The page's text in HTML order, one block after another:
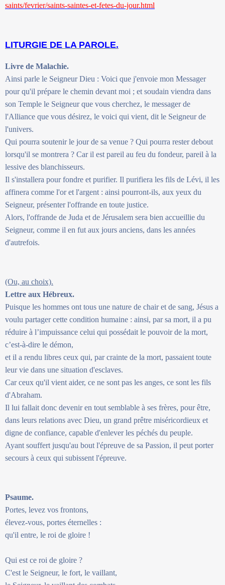
saints/fevrier/saints-saintes-et-fetes-du-jour.html
LITURGIE DE LA PAROLE.
Livre de Malachie.
Ainsi parle le Seigneur Dieu : Voici que j'envoie mon Messager
pour qu'il prépare le chemin devant moi ; et soudain viendra dans
son Temple le Seigneur que vous cherchez, le messager de
l'Alliance que vous désirez, le voici qui vient, dit le Seigneur de
l'univers.
Qui pourra soutenir le jour de sa venue ? Qui pourra rester debout
lorsqu'il se montrera ? Car il est pareil au feu du fondeur, pareil à la
lessive des blanchisseurs.
Il s'installera pour fondre et purifier. Il purifiera les fils de Lévi, il les
affinera comme l'or et l'argent : ainsi pourront-ils, aux yeux du
Seigneur, présenter l'offrande en toute justice.
Alors, l'offrande de Juda et de Jérusalem sera bien accueillie du
Seigneur, comme il en fut aux jours anciens, dans les années
d'autrefois.
(Ou, au choix).
Lettre aux Hébreux.
Puisque les hommes ont tous une nature de chair et de sang, Jésus a
voulu partager cette condition humaine : ainsi, par sa mort, il a pu
réduire à l’impuissance celui qui possédait le pouvoir de la mort,
c’est-à-dire le démon,
et il a rendu libres ceux qui, par crainte de la mort, passaient toute
leur vie dans une situation d'esclaves.
Car ceux qu'il vient aider, ce ne sont pas les anges, ce sont les fils
d'Abraham.
Il lui fallait donc devenir en tout semblable à ses frères, pour être,
dans leurs relations avec Dieu, un grand prêtre miséricordieux et
digne de confiance, capable d'enlever les péchés du peuple.
Ayant souffert jusqu'au bout l'épreuve de sa Passion, il peut porter
secours à ceux qui subissent l'épreuve.
Psaume.
Portes, levez vos frontons,
élevez-vous, portes éternelles :
qu'il entre, le roi de gloire !
Qui est ce roi de gloire ?
C'est le Seigneur, le fort, le vaillant,